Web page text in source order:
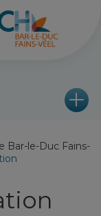
Bar-le-Duc Fains-